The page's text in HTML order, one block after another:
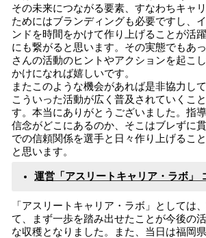
その未来につながる要素、すなわちキャ
ためにはブランディングも必要ですし、
ンドを時間をかけて作り上げることが活
にも繋がると思います。その実態でもあ
さんの活動のヒントやアクションを起こ
かけになれば嬉しいです。
またこのような機会があれば是非協力し
こういった活動が広く普及されていくこ
す。本当にありがとうございました。指
信念がどこにあるのか、そこはブレずに
での信頼関係を選手と日々作り上げるこ
と思います。
運営「アスリートキャリア・ラボ」
「アスリートキャリア・ラボ」としては
て、まず一歩を踏み出せたことが今後の
な収穫となりました。また、当日は福岡